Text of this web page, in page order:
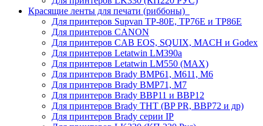
Красящие ленты для печати (риббоны)
Для принтеров Supvan TP-80E, TP76E и TP86E
Для принтеров CANON
Для принтеров CAB EOS, SQUIX, MACH и Godex
Для принтеров Letatwin LM390a
Для принтеров Letatwin LM550 (MAX)
Для принтеров Brady BMP61, M611, M6
Для принтеров Brady BMP71, M7
Для принтеров Brady BBP11 и BBP12
Для принтеров Brady THT (BP PR, BBP72 и др)
Для принтеров Brady серии IP